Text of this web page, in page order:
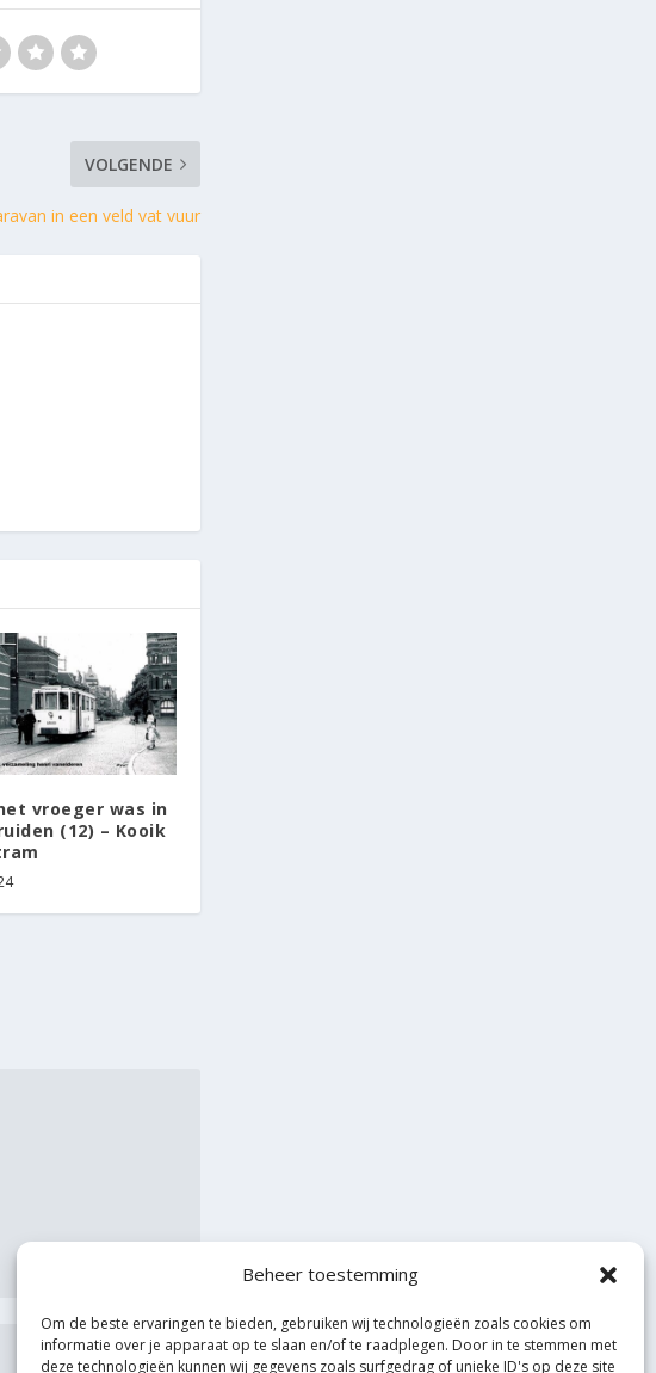
Beheer toestemming
Om de beste ervaringen te bieden, gebruiken wij technologieën zoals cookies om
informatie over je apparaat op te slaan en/of te raadplegen. Door in te stemmen met
deze technologieën kunnen wij gegevens zoals surfgedrag of unieke ID's op deze site
VOLGENDE
in een veld vat vuur
vroeger was in
(12) – Kooik